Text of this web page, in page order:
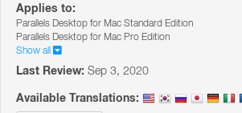
Applies to:
Parallels Desktop for Mac Standard Edition
Parallels Desktop for Mac Pro Edition
Show all
Last Review: Sep 3, 2020
Available Translations: